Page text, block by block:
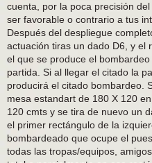
cuenta, por la poca precisión
ser favorable o contrario a tus
Después del despliegue
actuación tiras un dado D6, y el
el que se produce el
partida. Si al llegar el citado la
producirá el citado bombardeo.
mesa estandart de 180 X 120
120 cmts y se tira de nuevo un
el primer rectángulo de la
bombardeado que ocupe el
todas las tropas/equipos,